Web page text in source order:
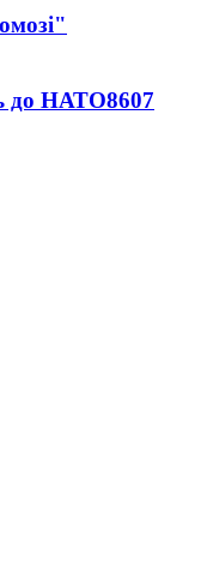
до НАТО8607